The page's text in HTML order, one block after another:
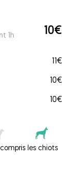
1h 10€
11€
10€
10€
les chiots